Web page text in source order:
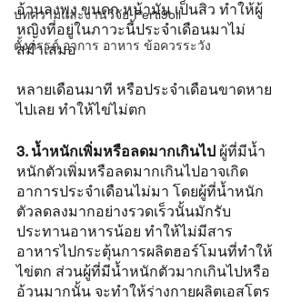
บทความและงานวิจัย-Ferti9oil
ตั้งครรภ์ อาการ อาหาร ข้อควรระวัง
อ้วนลงพุง ขนดก หน้ามัน เป็นสิว ทำให้ผู้
หญิงที่อยู่ในภาวะนี้ประจำเดือนมาไม่
สม่ำเสมอ
หลายเดือนมาที หรือประจำเดือนขาดหาย
ไปเลย ทำให้ไข่ไม่ตก
3. น้ำหนักเพิ่มหรือลดมากเกินไป ผู้ที่มีน้ำ
หนักตัวเพิ่มหรือลดมากเกินไปอาจเกิด
อาการประจำเดือนไม่มา โดยผู้ที่น้ำหนัก
ตัวลดลงมากอย่างรวดเร็วนั้นมักรับ
ประทานอาหารน้อย ทำให้ไม่มีสาร
อาหารไปกระตุ้นการผลิตฮอร์โมนที่ทำให้
ไข่ตก ส่วนผู้ที่มีน้ำหนักตัวมากเกินไปหรือ
อ้วนมากนั้น จะทำให้ร่างกายผลิตเอสโตร